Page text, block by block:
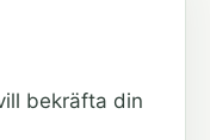
bekräfta din